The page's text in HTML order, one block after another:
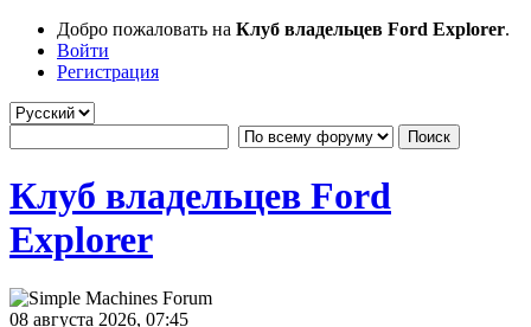
Добро пожаловать на Клуб владельцев Ford Explorer.
Войти
Регистрация
Клуб владельцев Ford
Explorer
08 августа 2026, 07:45